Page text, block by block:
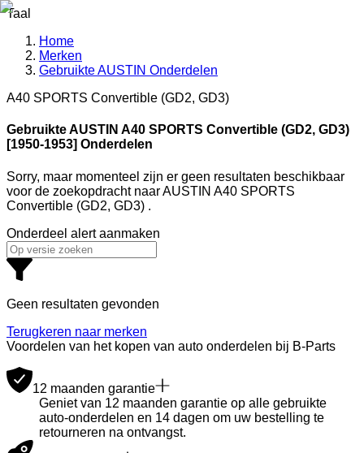
Taal
Home
Merken
Gebruikte AUSTIN Onderdelen
A40 SPORTS Convertible (GD2, GD3)
Gebruikte AUSTIN A40 SPORTS Convertible (GD2, GD3)
[1950-1953] Onderdelen
Sorry, maar momenteel zijn er geen resultaten beschikbaar
voor de zoekopdracht naarAUSTIN A40 SPORTS
Convertible (GD2, GD3) .
Onderdeel alert aanmaken
Geen resultaten gevonden
Terugkeren naar merken
Voordelen van het kopen van auto onderdelen bij B-Parts
12 maanden garantie
Geniet van 12 maanden garantie op alle gebruikte
auto-onderdelen en 14 dagen om uw bestelling te
retourneren na ontvangst.